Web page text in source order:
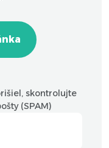
skontrolujte
(SPAM)